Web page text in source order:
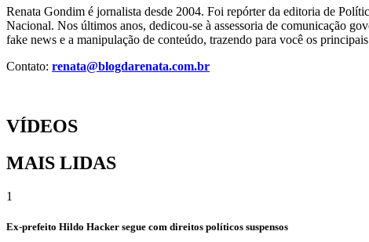
Renata Gondim é jornalista desde 2004. Foi repórter da editoria de
Nacional. Nos últimos anos, dedicou-se à assessoria de comunicação
fake news e a manipulação de conteúdo, trazendo para você os
Contato: renata@blogdarenata.com.br
VÍDEOS
MAIS LIDAS
1
Ex-prefeito Hildo Hacker segue com direitos políticos suspensos